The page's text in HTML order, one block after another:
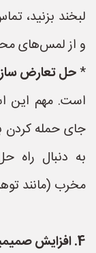
لبخند بزنید،
و از لمس‌های
*حل تعارض
است. مهم این
جای حمله کردن
به دنبال راه
مخرب (مانند
4. افزایش صمیمیت: